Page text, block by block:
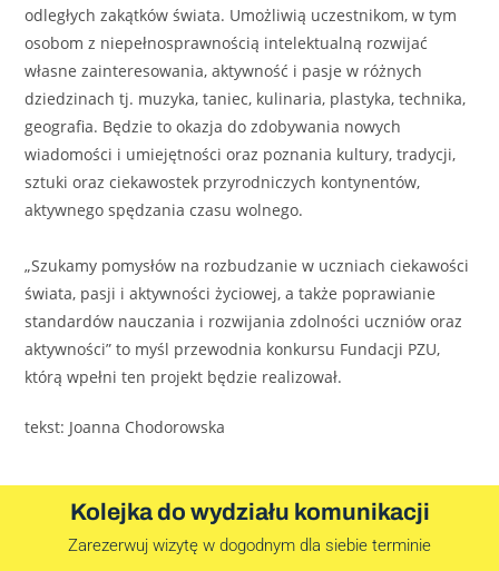
odległych zakątków świata. Umożliwią uczestnikom, w tym
osobom z niepełnosprawnością intelektualną rozwijać
własne zainteresowania, aktywność i pasje w różnych
dziedzinach tj. muzyka, taniec, kulinaria, plastyka, technika,
geografia. Będzie to okazja do zdobywania nowych
wiadomości i umiejętności oraz poznania kultury, tradycji,
sztuki oraz ciekawostek przyrodniczych kontynentów,
aktywnego spędzania czasu wolnego.
„Szukamy pomysłów na rozbudzanie w uczniach ciekawości
świata, pasji i aktywności życiowej, a także poprawianie
standardów nauczania i rozwijania zdolności uczniów oraz
aktywności” to myśl przewodnia konkursu Fundacji PZU,
którą wpełni ten projekt będzie realizował.
tekst: Joanna Chodorowska
Kolejka do wydziału komunikacji
Zarezerwuj wizytę w dogodnym dla siebie terminie